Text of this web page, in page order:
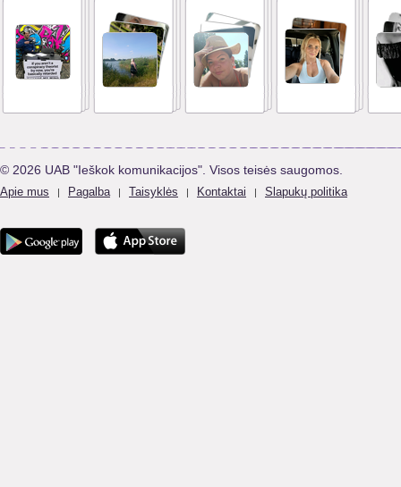
© 2026 UAB "Ieškok komunikacijos". Visos teisės saugomos.
Apie mus | Pagalba | Taisyklės | Kontaktai | Slapukų politika